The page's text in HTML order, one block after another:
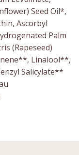
Seed Oil*,
Ascorbyl
Palm
(Rapeseed)
Linalool**,
Salicylate**